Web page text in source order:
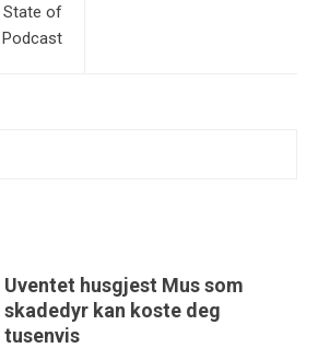
State of
Uventet husgjest Mus som
skadedyr kan koste deg
tusenvis